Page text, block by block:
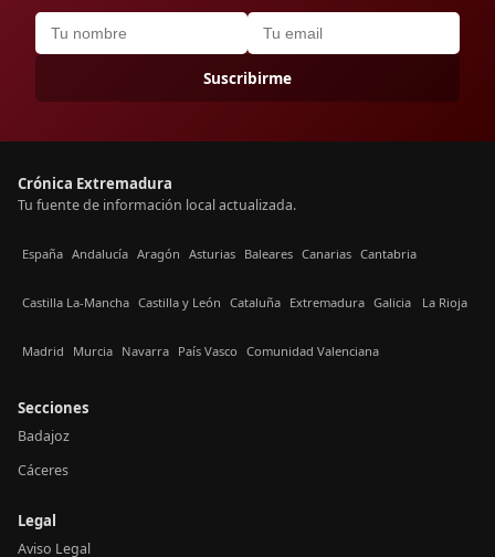
Suscribirme
Crónica Extremadura
Tu fuente de información local actualizada.
España Andalucía Aragón Asturias Baleares Canarias Cantabria
Castilla La-Mancha Castilla y León Cataluña Extremadura Galicia La Rioja
Madrid Murcia Navarra País Vasco Comunidad Valenciana
Secciones
Badajoz
Cáceres
Legal
Aviso Legal